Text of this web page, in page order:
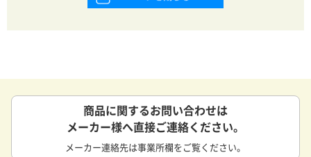
商品に関するお問い合わせは
メーカー様へ直接ご連絡ください。
メーカー連絡先は事業所欄をご覧ください。